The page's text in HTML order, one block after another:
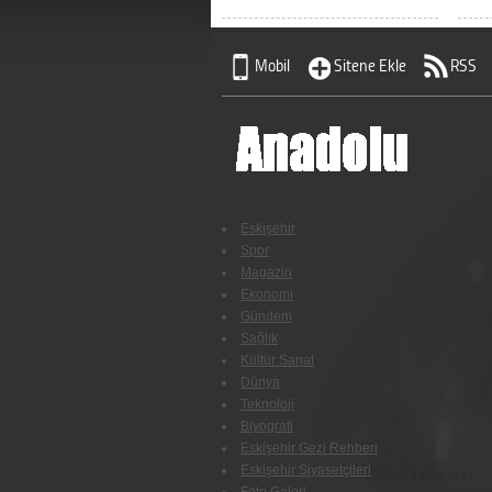
Mobil Sitene Ekle RSS
Eskişehir
Spor
Magazin
Ekonomi
Gündem
Sağlık
Kültür Sanat
Dünya
Teknoloji
Biyografi
Eskişehir Gezi Rehberi
Eskişehir Siyasetçileri